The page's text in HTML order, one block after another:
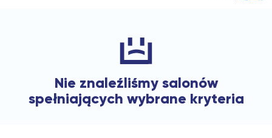
Nie znaleźliśmy salonów
spełniających wybrane kryteria